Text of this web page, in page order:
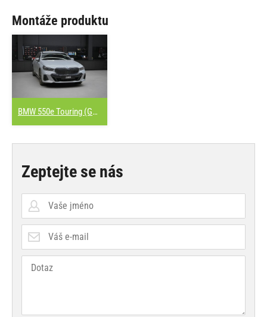
Montáže produktu
BMW 550e Touring (G61)
Zeptejte se nás